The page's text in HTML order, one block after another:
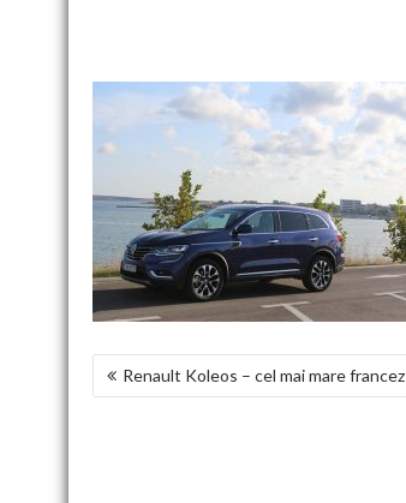
NAVIGARE
Renault Koleos – cel mai mare francez